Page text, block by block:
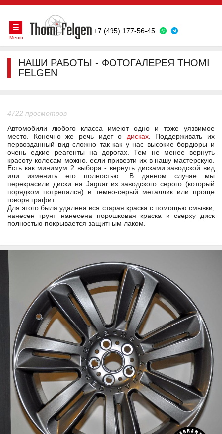
+7 (495) 177-56-45
Меню
НАШИ РАБОТЫ - ФОТОГАЛЕРЕЯ THOMI
FELGEN
4722 просмотров
Автомобили любого класса имеют одно и тоже уязвимое
место. Конечно же речь идет о дисках. Поддерживать их
первозданный вид сложно так как у нас высокие бордюры и
очень едкие реагенты на дорогах. Тем не менее вернуть
красоту колесам можно, если привезти их в нашу мастерскую.
Есть как минимум 2 выбора - вернуть дисками заводской вид
или изменить его полностью. В данном случае мы
перекрасили диски на Jaguar из заводского серого (который
порядком потрепался) в темно-серый металлик или проще
говоря графит.
Для этого была удалена вся старая краска с помощью смывки,
нанесен грунт, нанесена порошковая краска и сверху диск
полностью покрывается защитным лаком.